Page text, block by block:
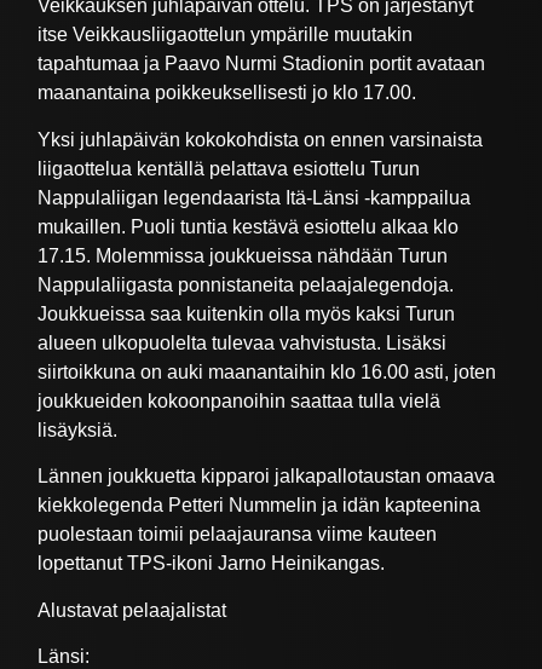
Veikkauksen juhlapäivän ottelu. TPS on järjestänyt
itse Veikkausliigaottelun ympärille muutakin
tapahtumaa ja Paavo Nurmi Stadionin portit avataan
maanantaina poikkeuksellisesti jo klo 17.00.
Yksi juhlapäivän kokokohdista on ennen varsinaista
liigaottelua kentällä pelattava esiottelu Turun
Nappulaliigan legendaarista Itä-Länsi -kamppailua
mukaillen. Puoli tuntia kestävä esiottelu alkaa klo
17.15. Molemmissa joukkueissa nähdään Turun
Nappulaliigasta ponnistaneita pelaajalegendoja.
Joukkueissa saa kuitenkin olla myös kaksi Turun
alueen ulkopuolelta tulevaa vahvistusta. Lisäksi
siirtoikkuna on auki maanantaihin klo 16.00 asti, joten
joukkueiden kokoonpanoihin saattaa tulla vielä
lisäyksiä.
Lännen joukkuetta kipparoi jalkapallotaustan omaava
kiekkolegenda Petteri Nummelin ja idän kapteenina
puolestaan toimii pelaajauransa viime kauteen
lopettanut TPS-ikoni Jarno Heinikangas.
Alustavat pelaajalistat
Länsi: